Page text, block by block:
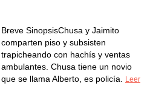
Breve SinopsisChusa y Jaimito
comparten piso y subsisten
trapicheando con hachís y ventas
ambulantes. Chusa tiene un novio
que se llama Alberto, es policía.
Leer